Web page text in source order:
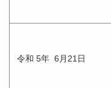
令和 5年 6月21日